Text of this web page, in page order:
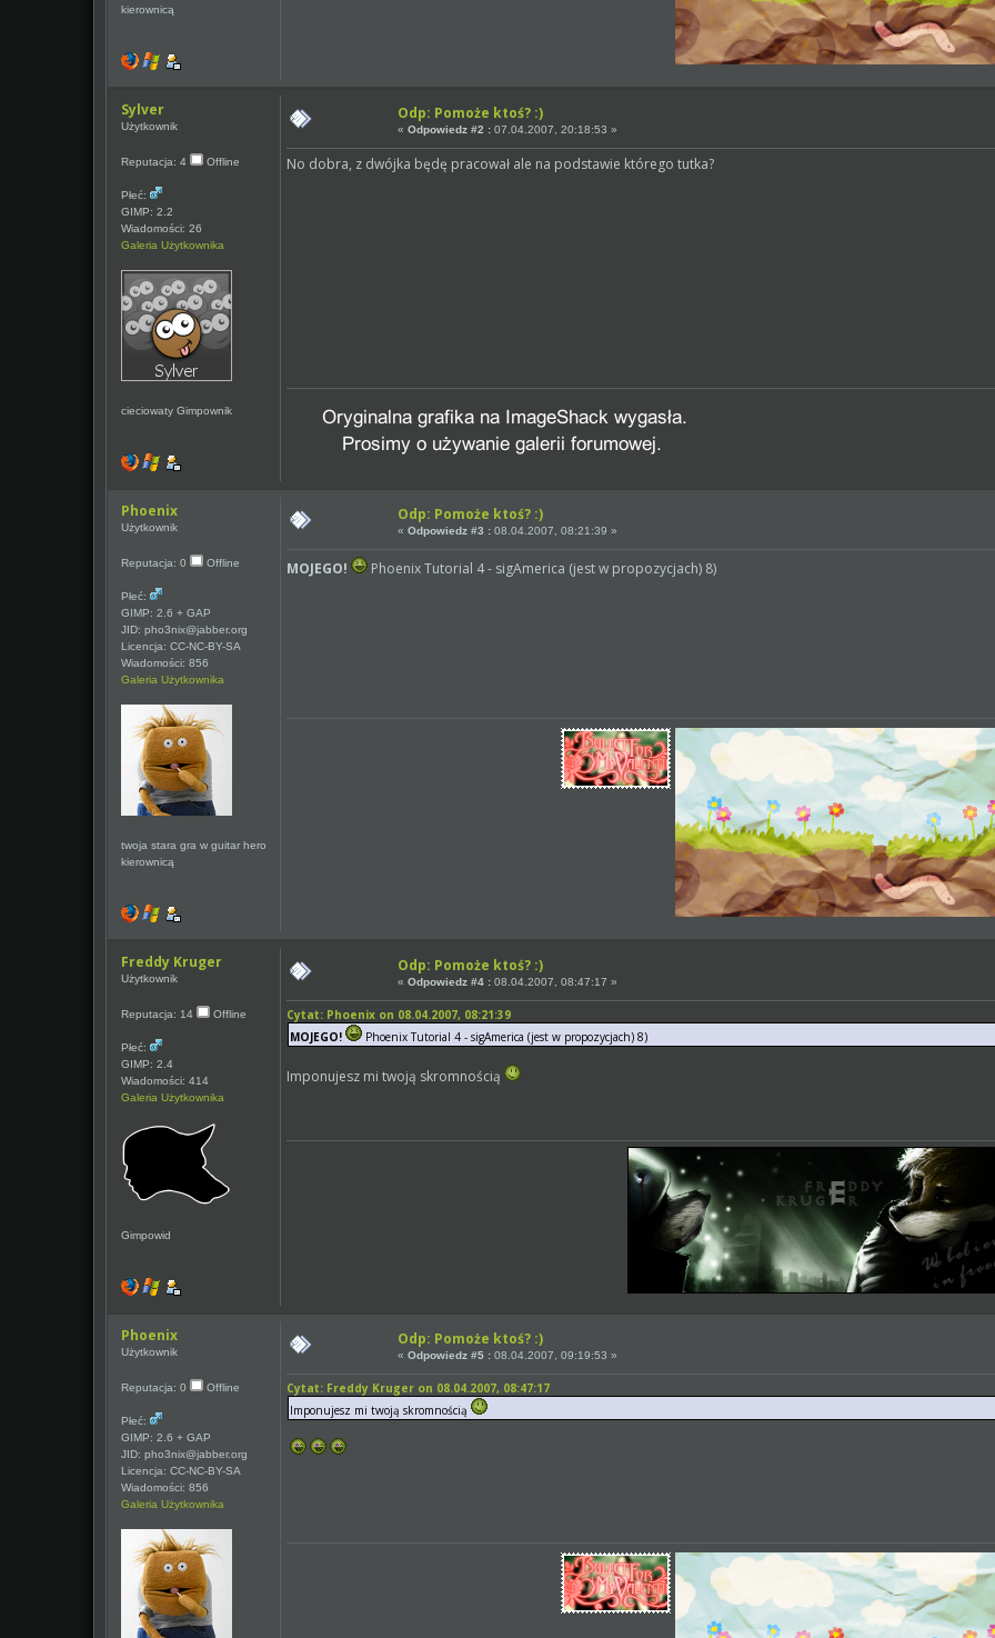
kierownicą
Sylver
Użytkownik
Reputacja: 4 Offline
Płeć:
GIMP: 2.2
Wiadomości: 26
Galeria Użytkownika
cieciowaty Gimpownik
Odp: Pomoże ktoś? :)
« Odpowiedz #2 :07.04.2007, 20:18:53 »
No dobra, z dwójka będę pracował ale na podstawie którego tutka?
Phoenix
Użytkownik
Reputacja: 0 Offline
Płeć:
GIMP: 2.6 + GAP
JID: pho3nix@jabber.org
Licencja: CC-NC-BY-SA
Wiadomości: 856
Galeria Użytkownika
twoja stara gra w guitar hero
kierownicą
Odp: Pomoże ktoś? :)
« Odpowiedz #3 :08.04.2007, 08:21:39 »
MOJEGO! Phoenix Tutorial 4 - sigAmerica (jest w propozycjach) 8)
Freddy Kruger
Użytkownik
Reputacja: 14 Offline
Płeć:
GIMP: 2.4
Wiadomości: 414
Galeria Użytkownika
Gimpowid
Odp: Pomoże ktoś? :)
« Odpowiedz #4 :08.04.2007, 08:47:17 »
Cytat: Phoenix on 08.04.2007, 08:21:39
MOJEGO!
Phoenix Tutorial 4 - sigAmerica (jest w propozycjach) 8)
Imponujesz mi twoją skromnością
Phoenix
Użytkownik
Reputacja: 0 Offline
Płeć:
GIMP: 2.6 + GAP
JID: pho3nix@jabber.org
Licencja: CC-NC-BY-SA
Wiadomości: 856
Galeria Użytkownika
Odp: Pomoże ktoś? :)
« Odpowiedz #5 :08.04.2007, 09:19:53 »
Cytat: Freddy Kruger on 08.04.2007, 08:47:17
Imponujesz mi twoją skromnością